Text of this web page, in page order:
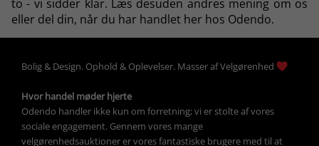
to - vi sidder klar. Læs desuden andres mening om os
eller del din, når du har handlet her hos Odendo.
Bolig & Design. Ophold & Oplevelser. Masser af Velgørenhed
Hvor handel møder hjerte
Odendo handler ikke kun om forretning; vi er stolte af vores
sociale engagement. Gennem vores mange
velgørenhedsauktioner er vores fantastiske brugere med til at